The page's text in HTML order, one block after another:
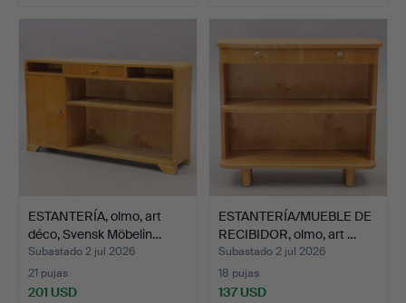
ESTANTERÍA, olmo, art
déco, Svensk Möbelin…
Subastado 2 jul 2026
21 pujas
201 USD
ESTANTERÍA/MUEBLE DE
RECIBIDOR, olmo, art …
Subastado 2 jul 2026
18 pujas
137 USD